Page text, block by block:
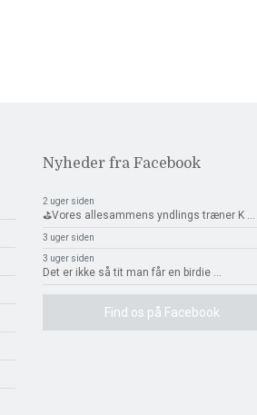
Nyheder fra Facebook
2 uger siden
⛳️Vores allesammens yndlings træner K ...
3 uger siden
3 uger siden
Det er ikke så tit man får en birdie ...
Find os på Facebook